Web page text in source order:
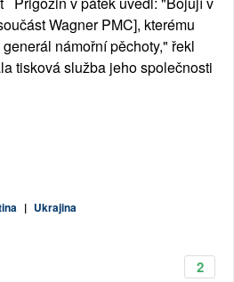
Wagner PMC], kterému
námořní pěchoty," řekl
tisková služba jeho společnosti
| Ukrajina
2